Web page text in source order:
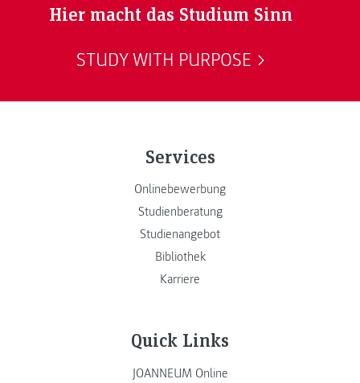
Hier macht das Studium Sinn
STUDY WITH PURPOSE
Services
Onlinebewerbung
Studienberatung
Studienangebot
Bibliothek
Karriere
Quick Links
JOANNEUM Online